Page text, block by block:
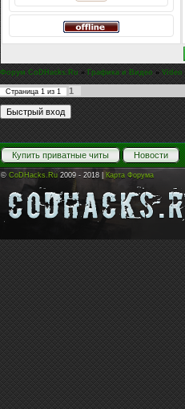
Форум CoDHacks.Ru » Графика и Видео » Video
Страница 1 из 1 1
Купить приватные читы Новости
© CoDHacks.Ru 2009 - 2018 | Карта Форума